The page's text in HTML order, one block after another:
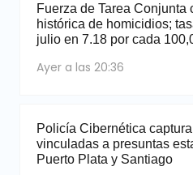
Fuerza de Tarea Conjunta
histórica de homicidios;
julio en 7.18 por cada
Ayer a las 20:36
Policía Cibernética
vinculadas a presuntas
Puerto Plata y Santiago